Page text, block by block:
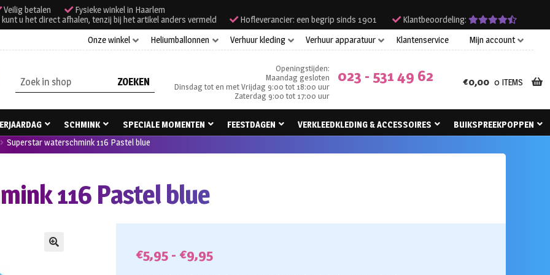
Veilig betalen
Fysieke winkel in Haarlem
u het direct afhalen, tenzij bij het artikel anders vermeld
Hofleverancier: een begrip sinds 1901
Klantbeoordeling:
Onze winkel
Heliumballonnen Verhuur kleding Verhuur apparatuur Klantenservice Mijn account
Zoeken
naar:
Openingstijden:
Maandag gesloten
Dinsdag tot en met Vrijdag 9:00 tot 18:00 uur
Zaterdag 9:00 tot 17:00 uur
023 - 531 49 62 €0,00 0 ITEMS
SCHMINK SPECIALE MOMENTEN FEESTDAGEN VERKLEEDKLEDING & ACCESSOIRES
BUIKSPREEKPOPPEN
Superstar waterschmink 116 Pastel blue
116 Pastel blue
€5,95 - €9,95Prijsklasse: